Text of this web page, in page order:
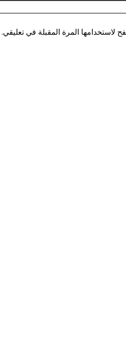
لاستخدامها المرة المقبلة في تعليقي.